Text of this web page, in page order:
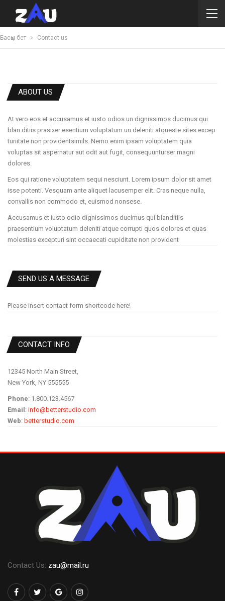
Басқы бет Contact us
ABOUT US
At vero eos et accusamus et iusto odios un dignissimos ducimus qui
blan ditiis prasixer esentium voluptatum un deleniti atqueste sites excep
turiitate non providentsimils. Nemo enim ipsam voluptatem quia
voluptas sit aspernatur aut odit aut fugit, consequunturser magni
dolores.
Eos qui ratione voluptatem sequi nesciunt. Lorem ipsum dolor sit amet
isse potenti. Vesquam ante aliquet lacusemper elit. Cras neque nulla,
convallis non commodo et, euismod nonsese.
Accusamus et iusto odio dignissimos ducimus qui blanditiis
praesentium voluptatum deleniti atque corrupti quos dolores et quas
molestias excepturi sint occaecati cupiditate non provident
SEND US A MESSAGE
Please insert contact form shortcode here!
CONTACT INFO
12345 North Main Street,
New York, NY 555555
Phone: 1.800.123.4567
Email : info@betterstudio.com
Web: betterstudio.com
Contact Us: zau@mail.ru